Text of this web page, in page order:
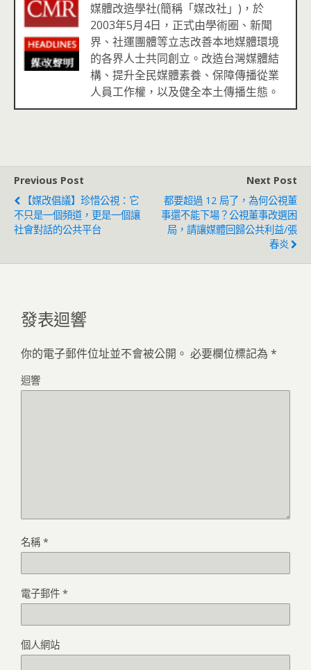
媒體改造學社(簡稱「媒改社」)，於
2003年5月4日，正式由學術圈、新聞
界、社運團體等立志改善本地媒體環境
的各界人士共同創立。改造台灣媒體結
構、提升全民媒體素養、保障傳播從業
人員工作權，以及健全本土傳播生態。
Previous Post
【媒改倡議】珍惜公視：它
不只是一個頻道，更是一個讓
社會對話的公共平台
Next Post
都要超過 12 局了，為何公視董
事還不能下場？公視董事改選困
局，請讓媒體回歸公共利益/張
春炎
發表迴響
你的電子郵件位址並不會被公開。 必要欄位標記為 *
迴響
名稱 *
電子郵件 *
個人網站